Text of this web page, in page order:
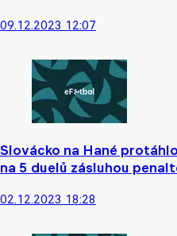
09.12.2023 12:07
Slovácko na Hané
na 5 duelů zásluhou
02.12.2023 18:28